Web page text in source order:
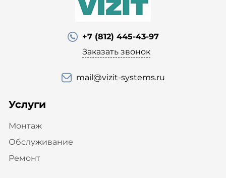
+7 (812) 445-43-97
Заказать звонок
mail@vizit-systems.ru
Услуги
Монтаж
Обслуживание
Ремонт